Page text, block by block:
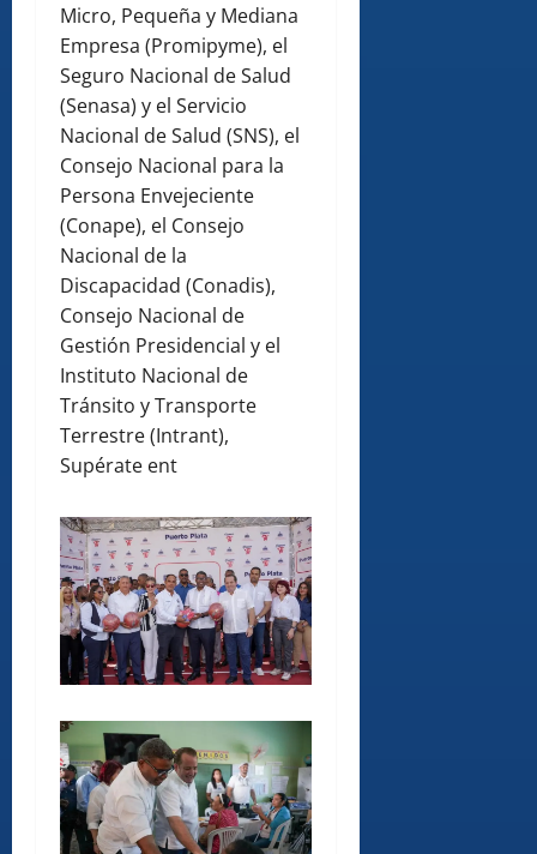
Micro, Pequeña y Mediana
Empresa (Promipyme), el
Seguro Nacional de Salud
(Senasa) y el Servicio
Nacional de Salud (SNS), el
Consejo Nacional para la
Persona Envejeciente
(Conape), el Consejo
Nacional de la
Discapacidad (Conadis),
Consejo Nacional de
Gestión Presidencial y el
Instituto Nacional de
Tránsito y Transporte
Terrestre (Intrant),
Supérate ent